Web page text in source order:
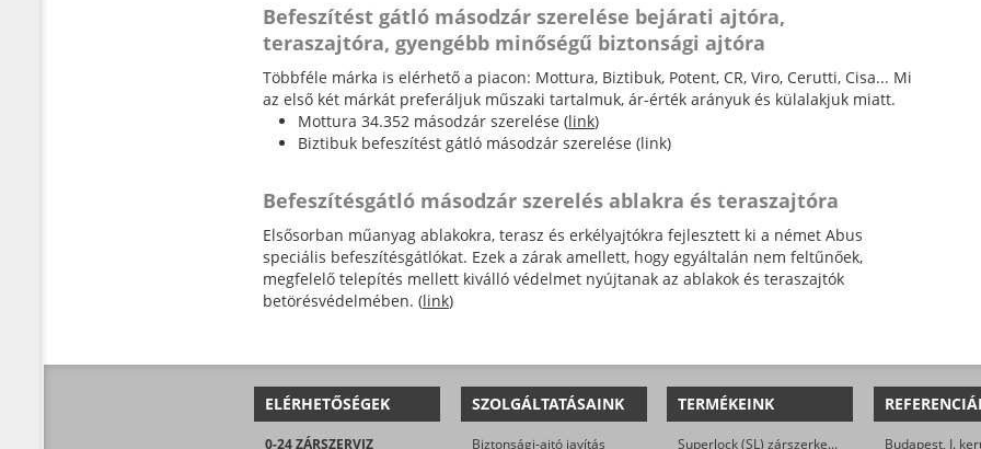
Befeszítést gátló másodzár szerelése bejárati ajtóra,
teraszajtóra, gyengébb minőségű biztonsági ajtóra
Többféle márka is elérhető a piacon: Mottura, Biztibuk, Potent, CR, Viro, Cerutti, Cisa... Mi
az első két márkát preferáljuk műszaki tartalmuk, ár-érték arányuk és külalakjuk miatt.
Mottura 34.352 másodzár szerelése (link)
Biztibuk befeszítést gátló másodzár szerelése (link)
Befeszítésgátló másodzár szerelés ablakra és teraszajtóra
Elsősorban műanyag ablakokra, terasz és erkélyajtókra fejlesztett ki a német Abus
speciális befeszítésgátlókat. Ezek a zárak amellett, hogy egyáltalán nem feltűnőek,
megfelelő telepítés mellett kiválló védelmet nyújtanak az ablakok és teraszajtók
betörésvédelmében. (link)
ELÉRHETŐSÉGEK
0-24 ZÁRSZERVIZ
SZOLGÁLTATÁSAINK
Biztonsági-ajtó javítás
TERMÉKEINK
Superlock (SL) zárszerkezet
Budapest, I.